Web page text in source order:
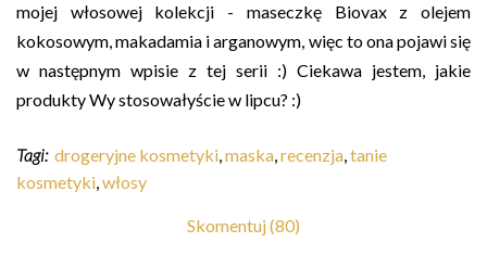
mojej włosowej kolekcji - maseczkę Biovax z olejem
kokosowym, makadamia i arganowym, więc to ona pojawi się
w następnym wpisie z tej serii :) Ciekawa jestem, jakie
produkty Wy stosowałyście w lipcu? :)
Tagi: drogeryjne kosmetyki maska recenzja tanie
kosmetyki włosy
Skomentuj (80)